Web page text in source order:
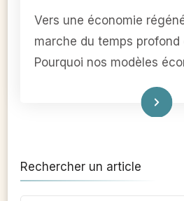
Vers une économie
marche du temps profond
Pourquoi nos modèles
Lire
Rechercher un article